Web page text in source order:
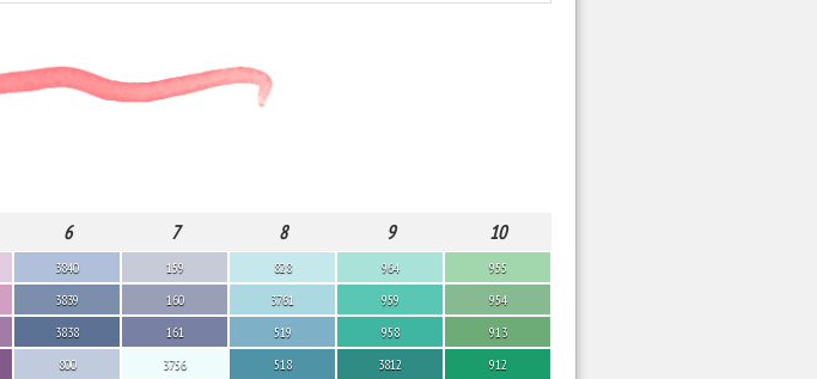
6 7 8 9 10
3840
3839
3838
800
159
160
161
3756
828
3761
519
518
964
959
958
3812
955
954
913
912